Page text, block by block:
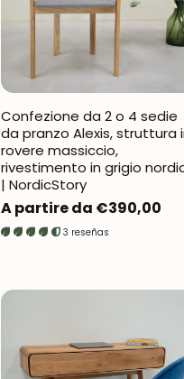
Confezione da 2 o 4 sedie
da pranzo Alexis, struttura
rovere massiccio,
rivestimento in grigio
| NordicStory
Prezzo
normale
A partire da €390,00
3 reseñas